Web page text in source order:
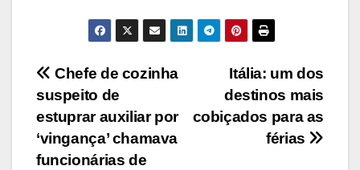
Navegação
de
Post
Itália: um dos
destinos mais
cobiçados para as
férias
Chefe de cozinha
suspeito de
estuprar auxiliar por
‘vingança’ chamava
funcionárias de